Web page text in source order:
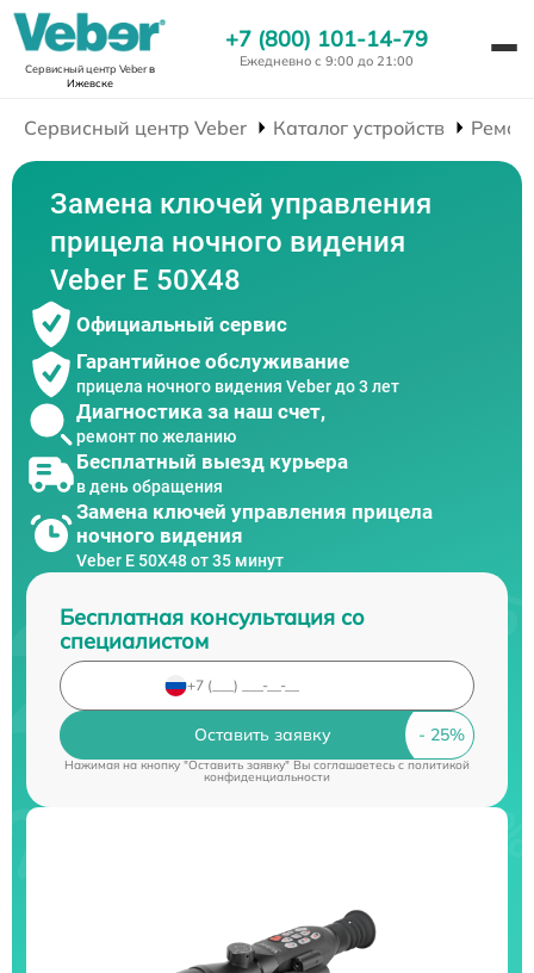
Сервисный центр Veberв
Ижевске
+7 (800) 101-14-79
Ежедневно с 9:00 до 21:00
Сервисный центр Veber Каталог устройств
Замена ключей управления
прицела ночного видения
Veber E 50X48
Официальный сервис
Гарантийное обслуживание
прицела ночного видения Veber до 3 лет
Диагностика за наш счет,
ремонт по желанию
Бесплатный выезд курьера
в день обращения
Замена ключей управления прицела
ночного видения
Veber E 50X48 от 35 минут
Бесплатная консультация со
специалистом
Оставить заявку
Нажимая на кнопку "Оставить заявку" Вы соглашаетесь cполитикой
конфиденциальности